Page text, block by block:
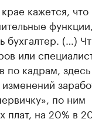
кажется, что
бухгалтер. (…)
или
по кадрам,
по ним
плат, на 20% в